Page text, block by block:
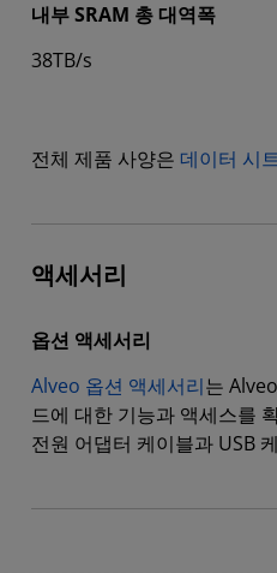
내부 SRAM 총 대역폭
38TB/s
전체 제품 사양은 데이터 시
액세서리
옵션 액세서리
Alveo 옵션 액세서리는
드에 대한 기능과 액세스를
전원 어댑터 케이블과 USB